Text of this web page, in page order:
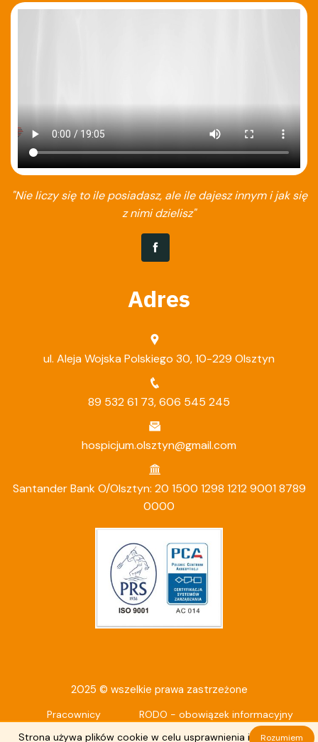
Strona używa plików cookie w celu usprawnienia i ułatwienia
Rozumiem
"Nie liczy się to ile posiadasz, ale ile dajesz innym i jak się
z nimi dzielisz"
Adres
ul. Aleja Wojska Polskiego 30, 10-229 Olsztyn
89 532 61 73,606 545 245
hospicjum.olsztyn@gmail.com
Santander Bank O/Olsztyn: 20 1500 1298 1212 9001 8789
0000
2025 © wszelkie prawa zastrzeżone
Pracownicy
RODO - obowiązek informacyjny
Deklaracja dostępności